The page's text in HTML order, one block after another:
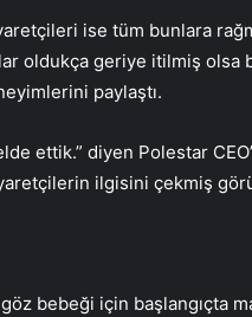
ise tüm bunlara
oldukça geriye itilmiş olsa
paylaştı.
ettik.” diyen Polestar
ilgisini çekmiş
bebeği için başlangıçta